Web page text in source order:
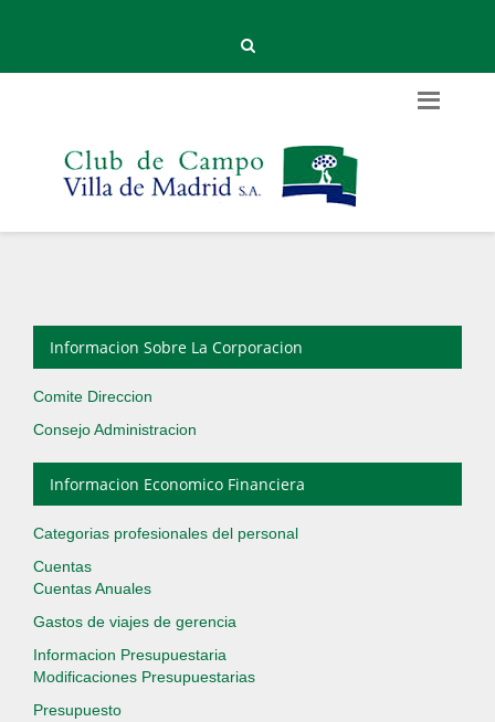
Informacion Sobre La Corporacion
Comite Direccion
Consejo Administracion
Informacion Economico Financiera
Categorias profesionales del personal
Cuentas
Cuentas Anuales
Gastos de viajes de gerencia
Informacion Presupuestaria
Modificaciones Presupuestarias
Presupuesto